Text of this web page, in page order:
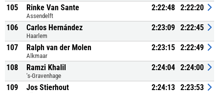
105 Rinke Van Sante
Assendelft
2:22:48 2:22:20
106 Carlos Hernández
Haarlem
2:23:09 2:22:45
107 Ralph van der Molen
Alkmaar
2:23:15 2:22:49
108 Ramzi Khalil
's-Gravenhage
2:24:04 2:24:00
109 Jos Stierhout 2:24:13 2:23:53